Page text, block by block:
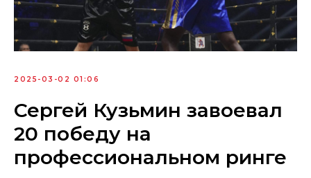
2025-03-02 01:06
Сергей Кузьмин завоевал
20 победу на
профессиональном ринге